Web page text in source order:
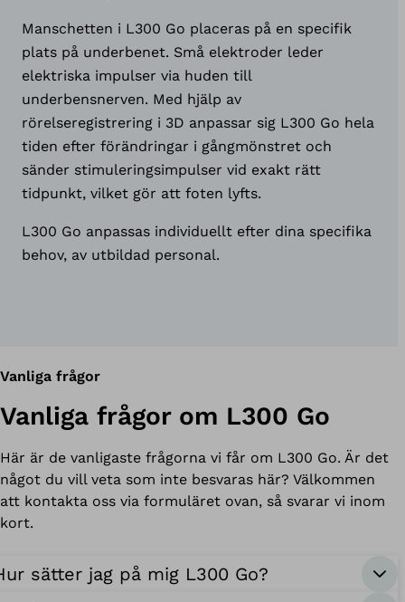
Manschetten i L300 Go placeras på en specifik
plats på underbenet. Små elektroder leder
elektriska impulser via huden till
underbensnerven. Med hjälp av
rörelseregistrering i 3D anpassar sig L300 Go hela
tiden efter förändringar i gångmönstret och
sänder stimuleringsimpulser vid exakt rätt
tidpunkt, vilket gör att foten lyfts.
L300 Go anpassas individuellt efter dina specifika
behov, av utbildad personal.
Vanliga frågor
Vanliga frågor om L300 Go
Här är de vanligaste frågorna vi får om L300 Go. Är det
något du vill veta som inte besvaras här? Välkommen
att kontakta oss via formuläret ovan, så svarar vi inom
kort.
sätter jag på mig L300 Go?